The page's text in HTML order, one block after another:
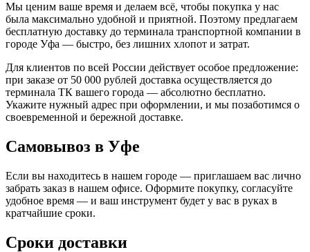
Мы ценим ваше время и делаем всё, чтобы покупка у нас
была максимально удобной и приятной. Поэтому предлагаем
бесплатную доставку до терминала транспортной компании в
городе Уфа — быстро, без лишних хлопот и затрат.
Для клиентов по всей России действует особое предложение:
при заказе от 50 000 рублей доставка осуществляется до
терминала ТК вашего города — абсолютно бесплатно.
Укажите нужный адрес при оформлении, и мы позаботимся о
своевременной и бережной доставке.
Самовывоз в Уфе
Если вы находитесь в нашем городе — приглашаем вас лично
забрать заказ в нашем офисе. Оформите покупку, согласуйте
удобное время — и ваш инструмент будет у вас в руках в
кратчайшие сроки.
Сроки доставки